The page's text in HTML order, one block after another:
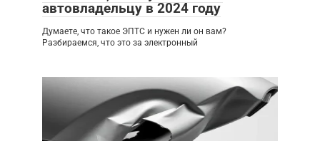
автовладельцу в 2024 году
Думаете, что такое ЭПТС и нужен ли он вам?
Разбираемся, что это за электронный